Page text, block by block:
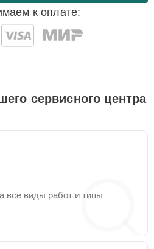
к оплате:
сервисного центра
все виды работ и типы